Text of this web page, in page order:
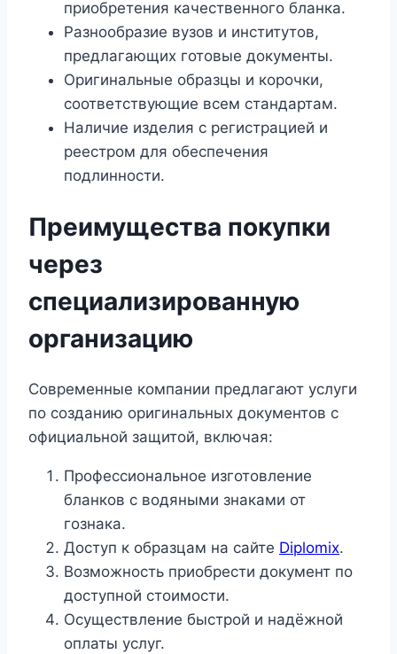
приобретения качественного бланка.
Разнообразие вузов и институтов,
предлагающих готовые документы.
Оригинальные образцы и корочки,
соответствующие всем стандартам.
Наличие изделия с регистрацией и
реестром для обеспечения
подлинности.
Преимущества покупки
через
специализированную
организацию
Современные компании предлагают услуги
по созданию оригинальных документов с
официальной защитой, включая:
Профессиональное изготовление
бланков с водяными знаками от
гознака.
Доступ к образцам на сайте Diplomix.
Возможность приобрести документ по
доступной стоимости.
Осуществление быстрой и надёжной
оплаты услуг.